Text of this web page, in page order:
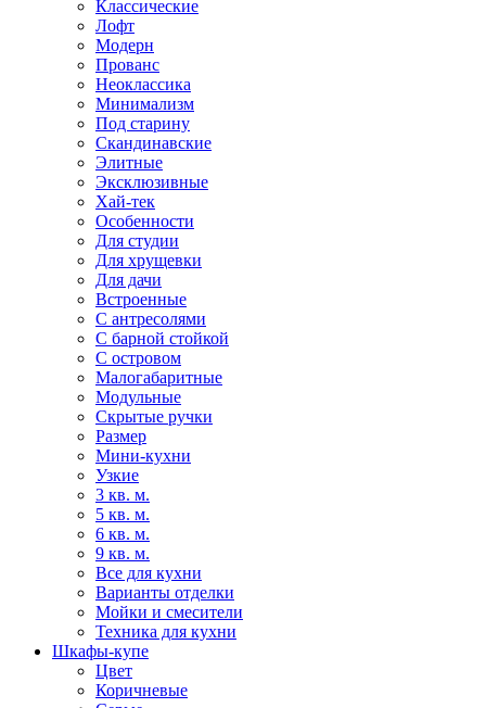
Классические
Лофт
Модерн
Прованс
Неоклассика
Минимализм
Под старину
Скандинавские
Элитные
Эксклюзивные
Хай-тек
Особенности
Для студии
Для хрущевки
Для дачи
Встроенные
С антресолями
С барной стойкой
С островом
Малогабаритные
Модульные
Скрытые ручки
Размер
Мини-кухни
Узкие
3 кв. м.
5 кв. м.
6 кв. м.
9 кв. м.
Все для кухни
Варианты отделки
Мойки и смесители
Техника для кухни
Шкафы-купе
Цвет
Коричневые